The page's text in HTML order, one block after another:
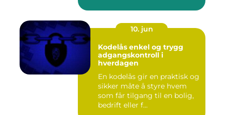
10. jun
Kodelås enkel og trygg
adgangskontroll i
hverdagen
En kodelås gir en praktisk og
sikker måte å styre hvem
som får tilgang til en bolig,
bedrift eller f...